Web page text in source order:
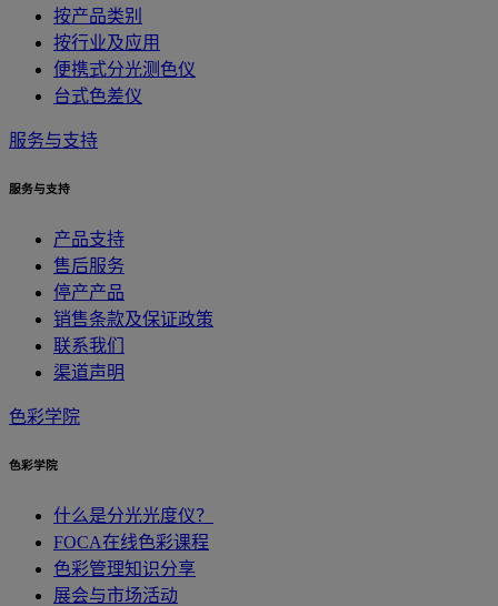
按产品类别
按行业及应用
便携式分光测色仪
台式色差仪
服务与支持
服务与支持
产品支持
售后服务
停产产品
销售条款及保证政策
联系我们
渠道声明
色彩学院
色彩学院
什么是分光光度仪？
FOCA在线色彩课程
色彩管理知识分享
展会与市场活动